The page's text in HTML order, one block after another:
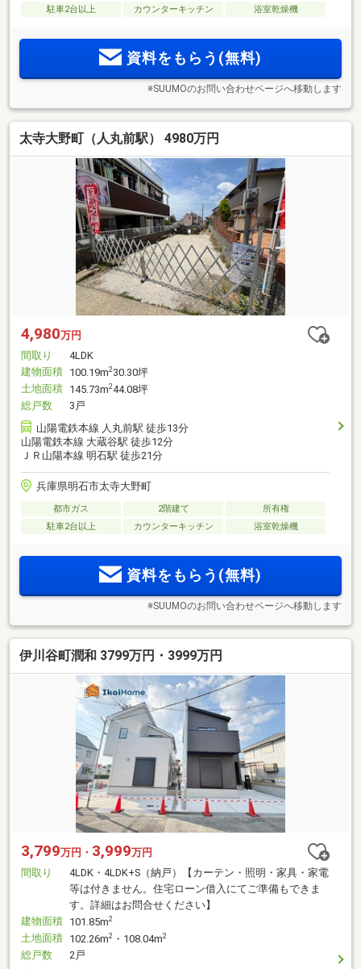
駐車2台以上 カウンターキッチン 浴室乾燥機
資料をもらう(無料)
※SUUMOのお問い合わせページへ移動します
太寺大野町（人丸前駅） 4980万円
4,980万円
間取り
4LDK
建物面積 100.19m230.30坪
土地面積 145.73m244.08坪
総戸数
3戸
山陽電鉄本線 人丸前駅 徒歩13分
山陽電鉄本線 大蔵谷駅 徒歩12分
ＪＲ山陽本線 明石駅 徒歩21分
兵庫県明石市太寺大野町
都市ガス 2階建て
所有権
駐車2台以上
カウンターキッチン 浴室乾燥機
資料をもらう(無料)
※SUUMOのお問い合わせページへ移動します
伊川谷町潤和 3799万円・3999万円
3,799万円・ 3,999万円
間取り
4LDK・4LDK+S（納戸）【カーテン・照明・家具・家電
等は付きません。住宅ローン借入にてご準備もできま
す。詳細はお問合せください】
建物面積 101.85m2
土地面積 102.26m2 ・108.04m2
総戸数
2戸